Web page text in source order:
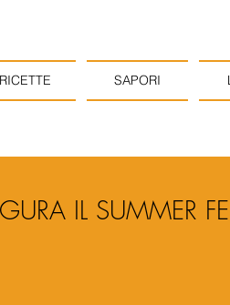
RICETTE SAPORI
IL SUMMER